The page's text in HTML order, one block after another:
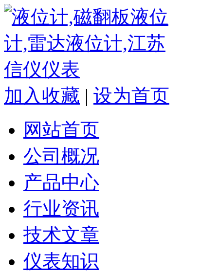
加入收藏 | 设为首页
网站首页
公司概况
产品中心
行业资讯
技术文章
仪表知识